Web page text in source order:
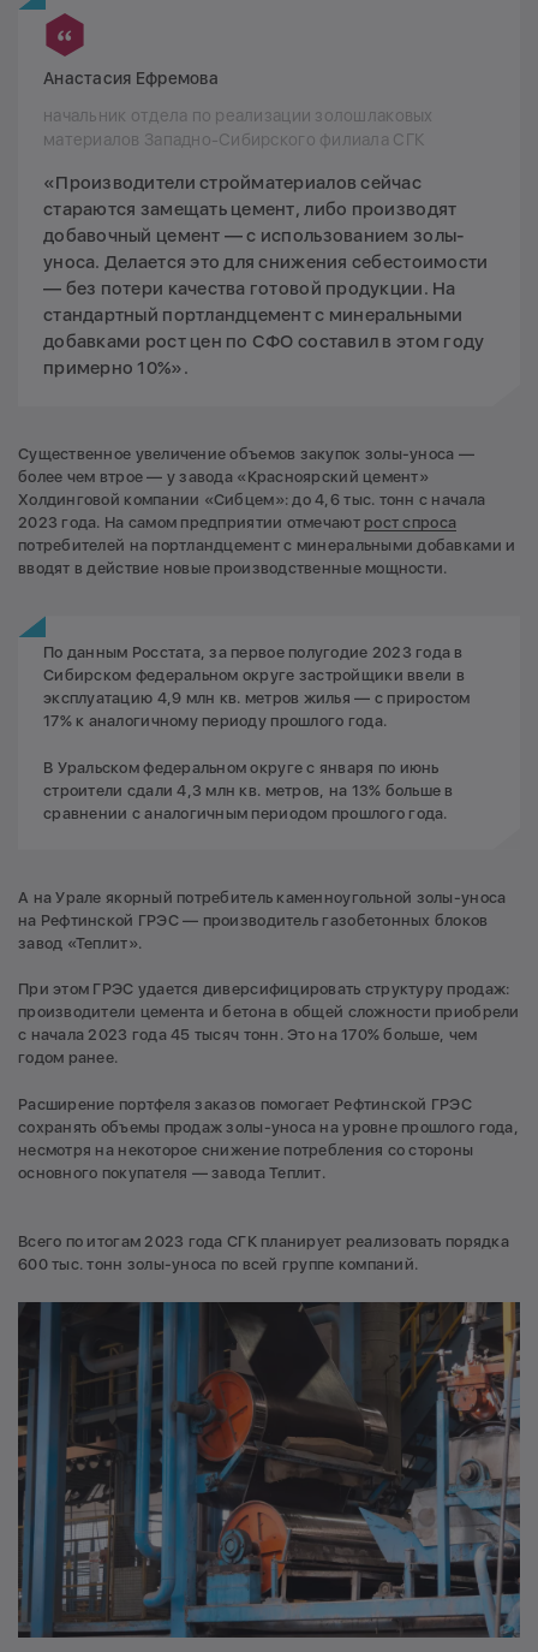
Анастасия Ефремова
начальник отдела по реализации золошлаковых
материалов Западно-Сибирского филиала СГК
«Производители стройматериалов сейчас
стараются замещать цемент, либо производят
добавочный цемент — с использованием золы-
уноса. Делается это для снижения себестоимости
— без потери качества готовой продукции. На
стандартный портландцемент с минеральными
добавками рост цен по СФО составил в этом году
примерно 10%».
Существенное увеличение объемов закупок золы-уноса —
более чем втрое — у завода «Красноярский цемент»
Холдинговой компании «Сибцем»: до 4,6 тыс. тонн с начала
2023 года. На самом предприятии отмечают рост спроса
потребителей на портландцемент с минеральными добавками и
вводят в действие новые производственные мощности.
По данным Росстата, за первое полугодие 2023 года в
Сибирском федеральном округе застройщики ввели в
эксплуатацию 4,9 млн кв. метров жилья — с приростом
17% к аналогичному периоду прошлого года.
В Уральском федеральном округе с января по июнь
строители сдали 4,3 млн кв. метров, на 13% больше в
сравнении с аналогичным периодом прошлого года.
А на Урале якорный потребитель каменноугольной золы-уноса
на Рефтинской ГРЭС — производитель газобетонных блоков
завод «Теплит».
При этом ГРЭС удается диверсифицировать структуру продаж:
производители цемента и бетона в общей сложности приобрели
с начала 2023 года 45 тысяч тонн. Это на 170% больше, чем
годом ранее.
Расширение портфеля заказов помогает Рефтинской ГРЭС
сохранять объемы продаж золы-уноса на уровне прошлого года,
несмотря на некоторое снижение потребления со стороны
основного покупателя — завода Теплит.
Всего по итогам 2023 года СГК планирует реализовать порядка
600 тыс. тонн золы-уноса по всей группе компаний.